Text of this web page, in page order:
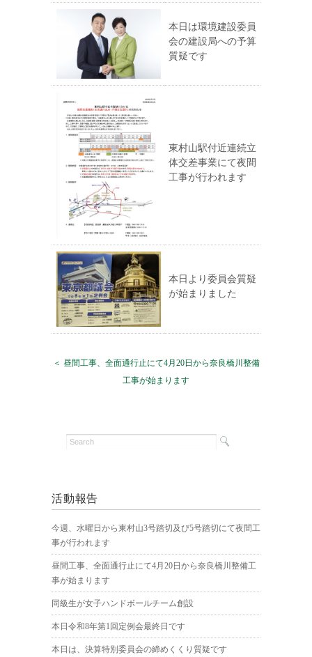
本日は環境建設委員
会の建設局への予算
質疑です
東村山駅付近連続立
体交差事業にて夜間
工事が行われます
本日より委員会質疑
が始まりました
＜ 昼間工事、全面通行止にて4月20日から奈良橋川整備
工事が始まります
活動報告
今週、水曜日から東村山3号踏切及び5号踏切にて夜間工
事が行われます
昼間工事、全面通行止にて4月20日から奈良橋川整備工
事が始まります
同級生が女子ハンドボールチーム創設
本日令和8年第1回定例会最終日です
本日は、決算特別委員会の締めくくり質疑です